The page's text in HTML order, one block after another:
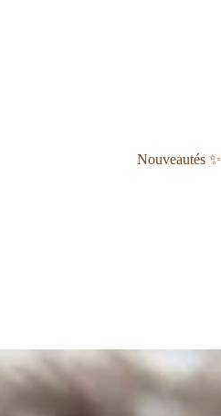
Nouveautés ✨